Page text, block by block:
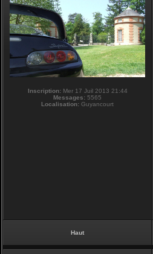
Inscription:Mer 17 Juil 2013 21:44
Messages: 5565
Localisation: Guyancourt
Haut